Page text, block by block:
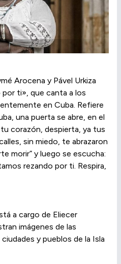
Arocena y Pável Urkiza
ti», que canta a los
en Cuba. Refiere
una puerta se abre, en el
corazón, despierta, ya tus
sin miedo, te abrazaron
morir” y luego se escucha:
rezando por ti. Respira,
a cargo de Eliecer
imágenes de las
y pueblos de la Isla